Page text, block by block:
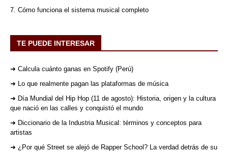
7. Cómo funciona el sistema musical completo
TE PUEDE INTERESAR
➜ Calcula cuánto ganas en Spotify (Perú)
➜ Lo que realmente pagan las plataformas de música
➜ Día Mundial del Hip Hop (11 de agosto): Historia, origen y la cultura
que nació en las calles y conquistó el mundo
➜ Diccionario de la Industria Musical: términos y conceptos para
artistas
➜ ¿Por qué Street se alejó de Rapper School? La verdad detrás de su